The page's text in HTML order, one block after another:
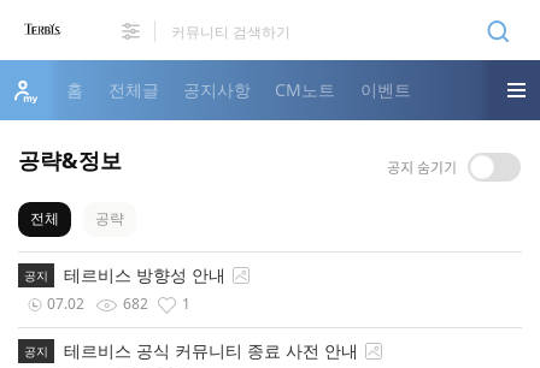
홈 전체글 공지사항 CM노트 이벤트
공략&정보
전체 공략
공지 테르비스 방향성 안내
07.02 682 1
공지 테르비스 공식 커뮤니티 종료 사전 안내